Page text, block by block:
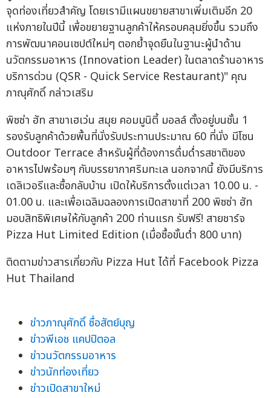
จุดท่องเที่ยวสำคัญ โดยเรามีแผนขยายสาขาเพิ่มเติมอีก 20
แห่งภายในปีนี้ เพื่อขยายฐานลูกค้าให้ครอบคลุมยิ่งขึ้น รวมถึง
การพัฒนาคอนเซปต์ใหม่ๆ ตอกย้ำจุดยืนในฐานะผู้นำด้าน
นวัตกรรมอาหาร (Innovation Leader) ในตลาดร้านอาหาร
บริการด่วน (QSR - Quick Service Restaurant)" คุณ
ภาณุศักดิ์ กล่าวเสริม
พิซซ่า ฮัท สาขาเฮเว่น สมุย คอมมูนิตี้ มอลล์ ตั้งอยู่บนชั้น 1
รองรับลูกค้าด้วยพื้นที่นั่งรับประทานประมาณ 60 ที่นั่ง มีโซน
Outdoor Terrace สำหรับผู้ที่ต้องการดื่มด่ำรสชาติของ
อาหารไปพร้อมๆ กับบรรยากาศริมทะเล นอกจากนี้ ยังมีบริการ
เดลิเวอรีและซื้อกลับบ้าน เปิดให้บริการตั้งแต่เวลา 10.00 น. -
01.00 น. และเพื่อเฉลิมฉลองการเปิดสาขาที่ 200 พิซซ่า ฮัท
มอบสิทธิพิเศษให้กับลูกค้า 200 ท่านแรก รับฟรี! สายชาร์จ
Pizza Hut Limited Edition (เมื่อซื้อขั้นต่ำ 800 บาท)
ติดตามข่าวสารเกี่ยวกับ Pizza Hut ได้ที่ Facebook Pizza
Hut Thailand
ข่าวภาณุศักดิ์ ซื่อสัตย์บุญ
ข่าวพีเอช แคปปิตอล
ข่าวนวัตกรรมอาหาร
ข่าวนักท่องเที่ยว
ข่าวเปิดสาขาใหม่